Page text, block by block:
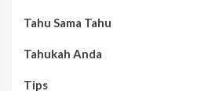
Tahu Sama Tahu
Tahukah Anda
Tips